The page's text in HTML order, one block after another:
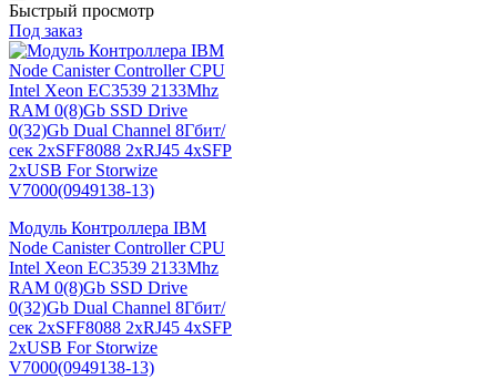
Быстрый просмотр
Под заказ
Модуль Контроллера IBM
Node Canister Controller CPU
Intel Xeon EC3539 2133Mhz
RAM 0(8)Gb SSD Drive
0(32)Gb Dual Channel 8Гбит/
сек 2xSFF8088 2xRJ45 4xSFP
2xUSB For Storwize
V7000(0949138-13)